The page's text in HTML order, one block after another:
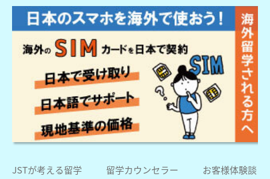
JSTが考える留学 留学カウンセラー
お客様体験談